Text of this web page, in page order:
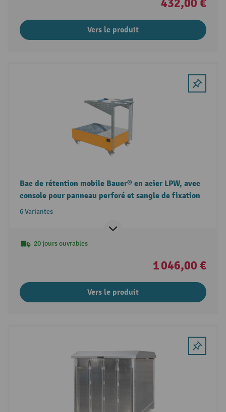
432,00 €
Vers le produit
Bac de rétention mobile Bauer® en acier LPW, avec
console pour panneau perforé et sangle de fixation
6 Variantes
20 jours ouvrables
1 046,00 €
Vers le produit